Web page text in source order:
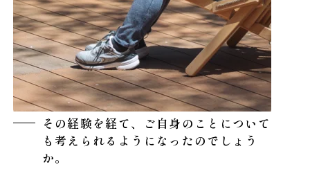
その経験を経て、ご自身のことについて
も考えられるようになったのでしょう
か。